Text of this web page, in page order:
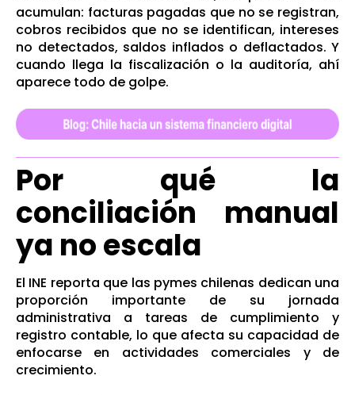
acumulan: facturas pagadas que no se registran,
cobros recibidos que no se identifican, intereses
no detectados, saldos inflados o deflactados. Y
cuando llega la fiscalización o la auditoría, ahí
aparece todo de golpe.
Por qué la
conciliación manual
ya no escala
El INE reporta que las pymes chilenas dedican una
proporción importante de su jornada
administrativa a tareas de cumplimiento y
registro contable, lo que afecta su capacidad de
enfocarse en actividades comerciales y de
crecimiento.